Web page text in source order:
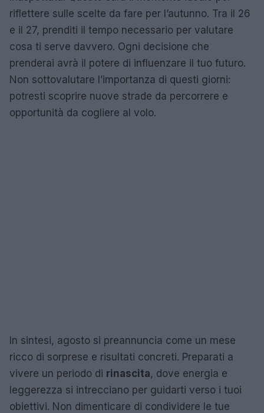
riflettere sulle scelte da fare per l’autunno. Tra il 26
e il 27, prenditi il tempo necessario per valutare
cosa ti serve davvero. Ogni decisione che
prenderai avrà il potere di influenzare il tuo futuro.
Non sottovalutare l’importanza di questi giorni:
potresti scoprire nuove strade da percorrere e
opportunità da cogliere al volo.
In sintesi, agosto si preannuncia come un mese
ricco di sorprese e risultati concreti. Preparati a
vivere un periodo di rinascita, dove energia e
leggerezza si intrecciano per guidarti verso i tuoi
obiettivi. Non dimenticare di condividere le tue